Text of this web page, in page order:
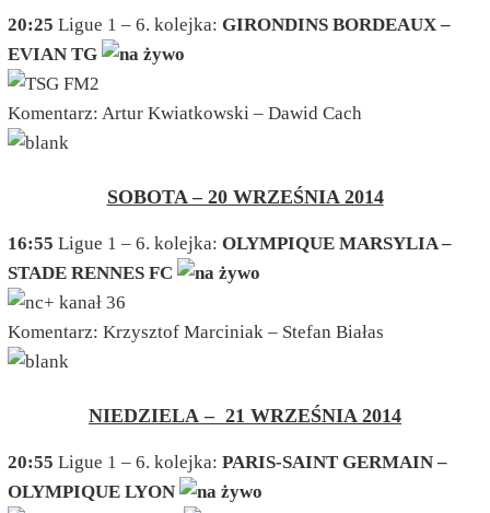
20:25 Ligue 1 – 6. kolejka: GIRONDINS BORDEAUX –
EVIAN TG
Komentarz: Artur Kwiatkowski – Dawid Cach
SOBOTA – 20 WRZEŚNIA 2014
16:55 Ligue 1 – 6. kolejka: OLYMPIQUE MARSYLIA –
STADE RENNES FC
Komentarz: Krzysztof Marciniak – Stefan Białas
NIEDZIELA – 21 WRZEŚNIA 2014
20:55 Ligue 1 – 6. kolejka: PARIS-SAINT GERMAIN –
OLYMPIQUE LYON